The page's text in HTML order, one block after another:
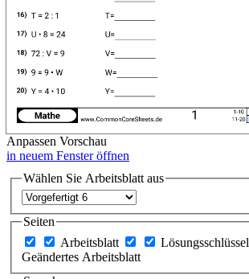
Anpassen Vorschau
in neuem Fenster öffnen
Wählen Sie Arbeitsblatt aus
Seiten
Arbeitsblatt
Lösungsschlüssel
Geändertes Arbeitsblatt